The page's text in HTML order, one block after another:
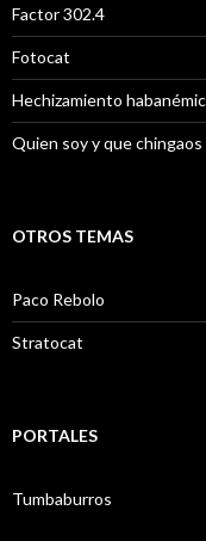
Factor 302.4
Fotocat
Hechizamiento
Quien soy y que chingaos
OTROS TEMAS
Paco Rebolo
Stratocat
PORTALES
Tumbaburros